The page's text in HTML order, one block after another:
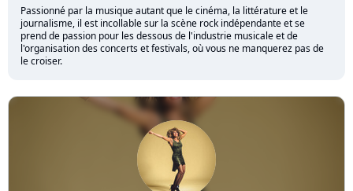
Passionné par la musique autant que le cinéma, la littérature et le
journalisme, il est incollable sur la scène rock indépendante et se
prend de passion pour les dessous de l'industrie musicale et de
l'organisation des concerts et festivals, où vous ne manquerez pas de
le croiser.